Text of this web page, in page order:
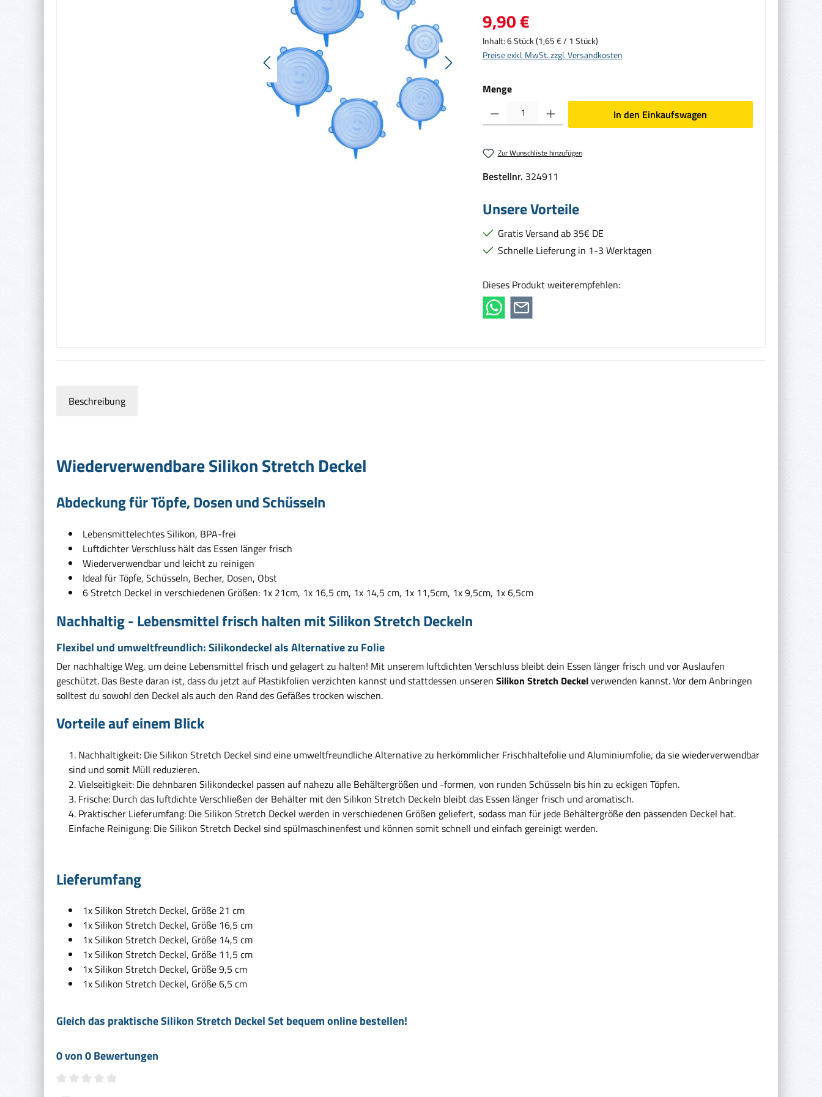
Regulärer Preis:
9,90 €
Inhalt:6 Stück(1,65 € / 1 Stück)
Preise exkl. MwSt. zzgl. Versandkosten
Menge
Produkt Anzahl: Gib den gewünschten Wert ein oder benutze die Schaltflächen um die Anzahl zu erhöhen oder
In den Einkaufswagen
Zur Wunschliste hinzufügen
Bestellnr. 324911
Unsere Vorteile
Gratis Versand ab 35€ DE
Schnelle Lieferung in 1-3 Werktagen
Dieses Produkt weiterempfehlen:
Beschreibung
Wiederverwendbare Silikon Stretch Deckel
Abdeckung für Töpfe, Dosen und Schüsseln
Lebensmittelechtes Silikon, BPA-frei
Luftdichter Verschluss hält das Essen länger frisch
Wiederverwendbar und leicht zu reinigen
Ideal für Töpfe, Schüsseln, Becher, Dosen, Obst
6 Stretch Deckel in verschiedenen Größen: 1x 21cm, 1x 16,5 cm, 1x 14,5 cm, 1x 11,5cm, 1x 9,5cm, 1x 6,5cm
Nachhaltig - Lebensmittel frisch halten mit Silikon Stretch Deckeln
Flexibel und umweltfreundlich: Silikondeckel als Alternative zu Folie
Der nachhaltige Weg, um deine Lebensmittel frisch und gelagert zu halten! Mit unserem luftdichten Verschluss bleibt dein Essen länger frisch und vor Auslaufen
geschützt. Das Beste daran ist, dass du jetzt auf Plastikfolien verzichten kannst und stattdessen unseren Silikon Stretch Deckelverwenden kannst. Vor dem Anbringen
solltest du sowohl den Deckel als auch den Rand des Gefäßes trocken wischen.
Vorteile auf einem Blick
Nachhaltigkeit: Die Silikon Stretch Deckel sind eine umweltfreundliche Alternative zu herkömmlicher Frischhaltefolie und Aluminiumfolie, da sie wiederverwendbar
sind und somit Müll reduzieren.
Vielseitigkeit: Die dehnbaren Silikondeckel passen auf nahezu alle Behältergrößen und -formen, von runden Schüsseln bis hin zu eckigen Töpfen.
Frische: Durch das luftdichte Verschließen der Behälter mit den Silikon Stretch Deckeln bleibt das Essen länger frisch und aromatisch.
Praktischer Lieferumfang: Die Silikon Stretch Deckel werden in verschiedenen Größen geliefert, sodass man für jede Behältergröße den passenden Deckel hat.
Einfache Reinigung: Die Silikon Stretch Deckel sind spülmaschinenfest und können somit schnell und einfach gereinigt werden.
Lieferumfang
1x Silikon Stretch Deckel, Größe 21 cm
1x Silikon Stretch Deckel, Größe 16,5 cm
1x Silikon Stretch Deckel, Größe 14,5 cm
1x Silikon Stretch Deckel, Größe 11,5 cm
1x Silikon Stretch Deckel, Größe 9,5 cm
1x Silikon Stretch Deckel, Größe 6,5 cm
Gleich das praktische Silikon Stretch Deckel Set bequem online bestellen!
0 von 0 Bewertungen